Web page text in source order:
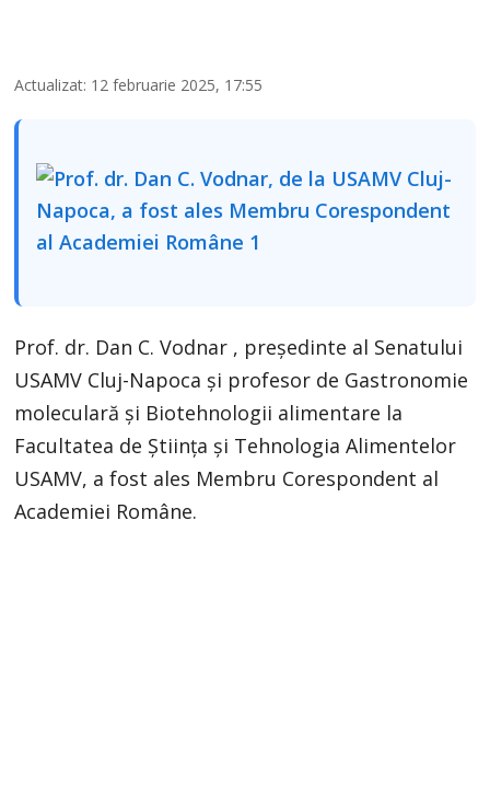
Actualizat: 12 februarie 2025, 17:55
Prof. dr. Dan C. Vodnar , președinte al Senatului
USAMV Cluj-Napoca și profesor de Gastronomie
moleculară și Biotehnologii alimentare la
Facultatea de Știința și Tehnologia Alimentelor
USAMV, a fost ales Membru Corespondent al
Academiei Române.